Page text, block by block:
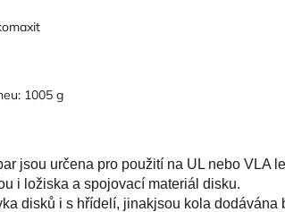
1005 g
jsou určena pro použití na UL nebo VLA
i ložiska a spojovací materiál disku.
disků i s hřídelí, jinakjsou kola dodávána